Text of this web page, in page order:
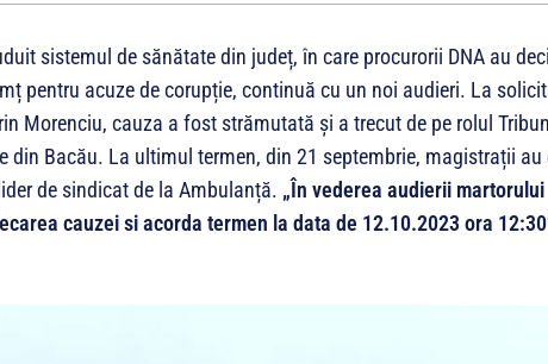
sistemul de sănătate din județ, în care procurorii DNA au
pentru acuze de corupție, continuă cu un noi audieri. La
Morenciu, cauza a fost strămutată și a trecut de pe rolul
din Bacău. La ultimul termen, din 21 septembrie, magistrații au
de sindicat de la Ambulanță. „În vederea audierii martorului
cauzei si acorda termen la data de 12.10.2023 ora